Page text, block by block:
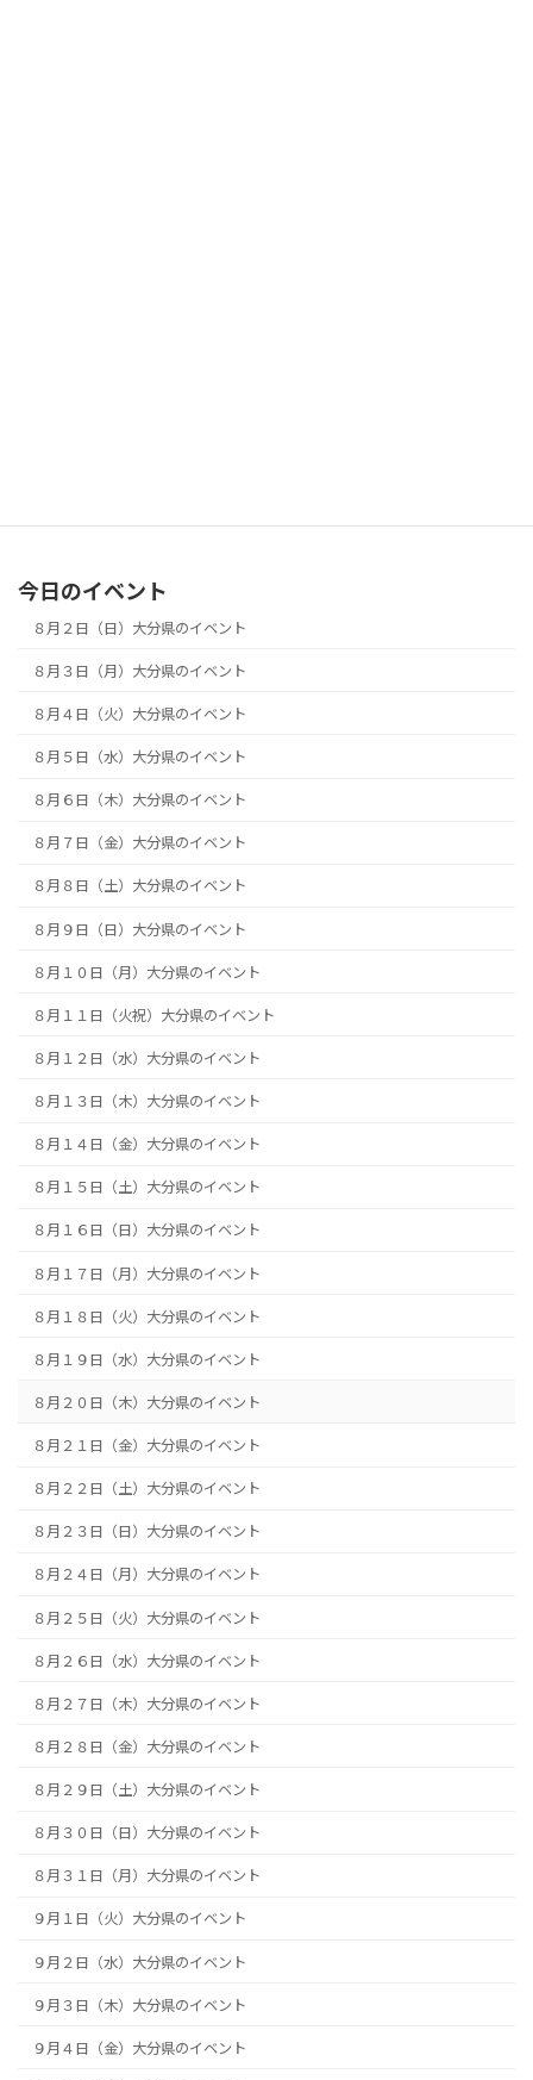
今日のイベント
８月２日（日）大分県のイベント
８月３日（月）大分県のイベント
８月４日（火）大分県のイベント
８月５日（水）大分県のイベント
８月６日（木）大分県のイベント
８月７日（金）大分県のイベント
８月８日（土）大分県のイベント
８月９日（日）大分県のイベント
８月１０日（月）大分県のイベント
８月１１日（火祝）大分県のイベント
８月１２日（水）大分県のイベント
８月１３日（木）大分県のイベント
８月１４日（金）大分県のイベント
８月１５日（土）大分県のイベント
８月１６日（日）大分県のイベント
８月１７日（月）大分県のイベント
８月１８日（火）大分県のイベント
８月１９日（水）大分県のイベント
８月２０日（木）大分県のイベント
８月２１日（金）大分県のイベント
８月２２日（土）大分県のイベント
８月２３日（日）大分県のイベント
８月２４日（月）大分県のイベント
８月２５日（火）大分県のイベント
８月２６日（水）大分県のイベント
８月２７日（木）大分県のイベント
８月２８日（金）大分県のイベント
８月２９日（土）大分県のイベント
８月３０日（日）大分県のイベント
８月３１日（月）大分県のイベント
９月１日（火）大分県のイベント
９月２日（水）大分県のイベント
９月３日（木）大分県のイベント
９月４日（金）大分県のイベント